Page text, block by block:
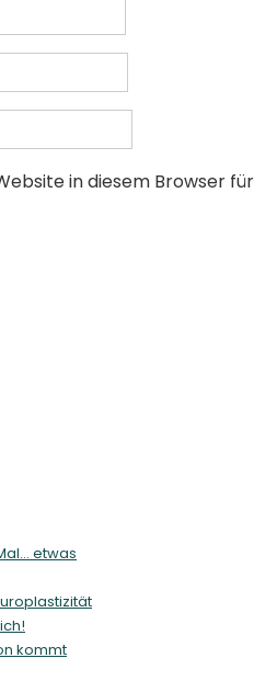
in diesem Browser
etwas
kommt